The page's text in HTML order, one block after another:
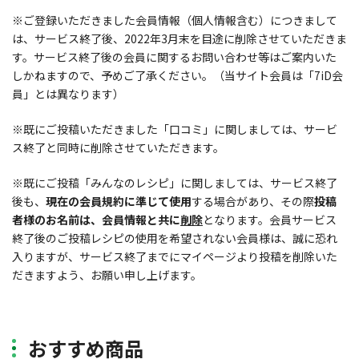
※ご登録いただきました会員情報（個人情報含む）につきまして
は、サービス終了後、 2022年3月末を目途に削除させていただきま
す。サービス終了後の会員に関するお問い合わせ等はご案内いた
しかねますので、予めご了承ください。（当サイト会員は「7iD会
員」とは異なります）
※既にご投稿いただきました「口コミ」に関しましては、サービ
ス終了と同時に削除させていただきます。
※既にご投稿「みんなのレシピ」に関しましては、サービス終了
後も、 現在の会員規約に準じて使用する場合があり、その際投稿
者様のお名前は、会員情報と共に削除となります。会員サービス
終了後のご投稿レシピの使用を希望されない会員様は、誠に恐れ
入りますが、サービス終了までにマイページより投稿を削除いた
だきますよう、お願い申し上げます。
おすすめ商品